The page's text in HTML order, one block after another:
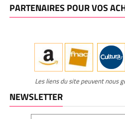
PARTENAIRES POUR VOS
Les liens du site peuvent nous
NEWSLETTER